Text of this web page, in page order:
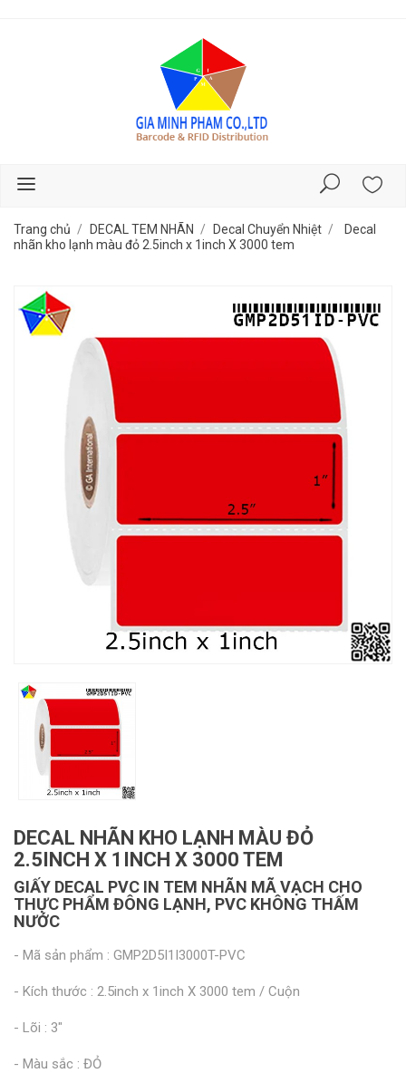
Trang chủ DECAL TEM NHÃN Decal Chuyển Nhiệt
Decal
nhãn kho lạnh màu đỏ 2.5inch x 1inch X 3000 tem
DECAL NHÃN KHO LẠNH MÀU ĐỎ
2.5INCH X 1INCH X 3000 TEM
GIẤY DECAL PVC IN TEM NHÃN MÃ VẠCH CHO
THỰC PHẨM ĐÔNG LẠNH, PVC KHÔNG THẤM
NƯỚC
- Mã sản phẩm : GMP2D5I1I3000T-PVC
- Kích thước : 2.5inch x 1inch X 3000 tem / Cuộn
- Lõi : 3"
- Màu sắc : ĐỎ